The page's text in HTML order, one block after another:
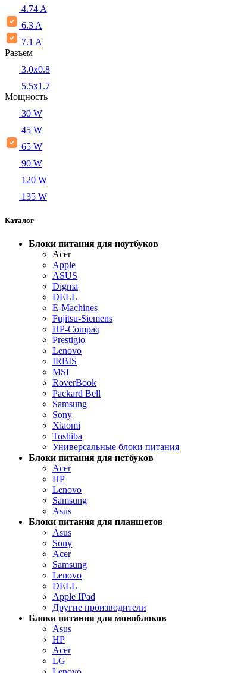
4.74 A
6.3 A
7.1 A
Разъем
3.0x0.8
5.5х1.7
Мощность
30 W
45 W
65 W
90 W
120 W
135 W
Каталог
Блоки питания для ноутбуков
Acer
Apple
ASUS
Digma
DELL
E-Machines
Fujitsu-Siemens
HP-Compaq
Prestigio
Lenovo
IRBIS
MSI
RoverBook
Packard Bell
Samsung
Sony
Xiaomi
Toshiba
Универсальные блоки питания
Блоки питания для нетбуков
Acer
HP
Lenovo
Samsung
Asus
Блоки питания для планшетов
Asus
Sony
Acer
Samsung
Lenovo
DELL
Apple IPad
Другие производители
Блоки питания для моноблоков
Asus
HP
Acer
LG